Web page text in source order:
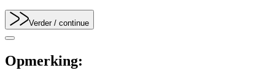
Verder / continue
Opmerking: